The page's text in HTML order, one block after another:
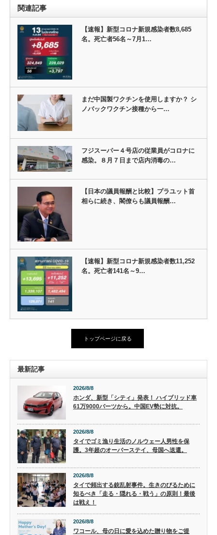
関連記事
【速報】新型コロナ新規感染者数8,685
名。死亡者56名～7月1…
まだ中国製ワクチンを使用しますか？ シ
ノバックワクチン接種から一…
フジスーパー４号店の従業員がコロナに
感染。８月７日まで店内消毒の…
【日本の議員報酬と比較】プラユット首
相らに続き、閣僚らも議員報酬…
【速報】新型コロナ新規感染者数11,252
名。死亡者141名～9…
トップページに戻る
最新記事
2026/8/8
ホンダ、新型「シティ」発表！ ハイブリッド車
61万9000バーツから。中国EV勢に対抗。
2026/8/8
タイでゴミ漁り生活のノルウェー人男性を保
護。3年超のオーバーステイ、母国へ送還。
2026/8/8
タイで頻出する銃乱射事件。生きのびるために
知るべき「走る・隠れる・戦う」の原則！最後
は戦え！
2026/8/8
ワコール、母の日に愛を込めた贈り物をご提